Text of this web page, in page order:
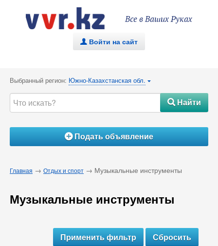
Все в Ваших Руках
. Войти на сайт
Выбранный регион: Южно-Казахстанская обл. {
#Найти
ÁПодать объявление
Главная → Отдых и спорт → Музыкальные инструменты
Музыкальные инструменты